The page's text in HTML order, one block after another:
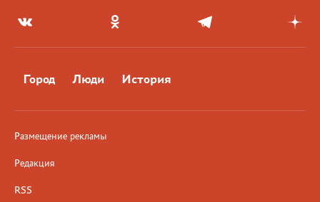
Город Люди История
Размещение рекламы
Редакция
RSS